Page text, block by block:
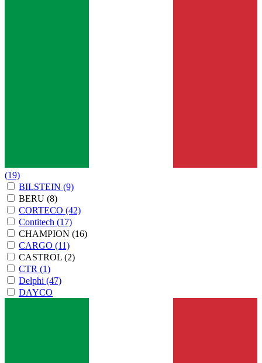
(19)
BILSTEIN (9)
BERU (8)
CORTECO (42)
Contitech (17)
CHAMPION (16)
CARGO (11)
CASTROL (2)
CTR (1)
Delphi (47)
DAYCO